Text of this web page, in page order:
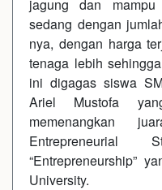
jagung dan
sedang dengan
nya, dengan harga
tenaga lebih
ini digagas siswa
Ariel Mustofa
memenangkan
Entrepreneurial
“Entrepreneurship”
University.